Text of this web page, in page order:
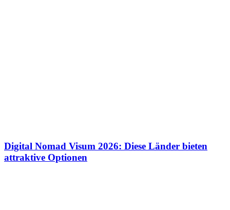
Digital Nomad Visum 2026: Diese Länder bieten
attraktive Optionen